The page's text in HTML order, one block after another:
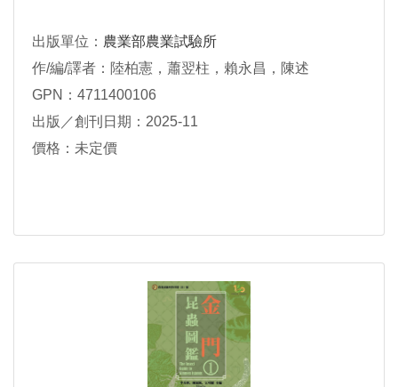
出版單位： 農業部農業試驗所
作/編/譯者：陸柏憲，蕭翌柱，賴永昌，陳述
GPN：4711400106
出版／創刊日期：2025-11
價格：未定價